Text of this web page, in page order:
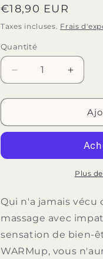
Prix
habituel
€18,90 EUR
Taxes incluses. Frais
Quantité
Quantité
Réduire
la
quantité
JOYDIVISION
FRAISE
RÉCHAUFFANTE
la
Plus
Qui n'a jamais vécu
massage avec
sensation de bien-
WARMup, vous